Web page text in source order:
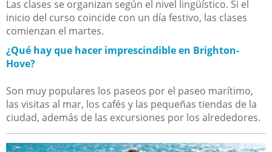
Las clases se organizan según el nivel lingüístico. Si el
inicio del curso coincide con un día festivo, las clases
comienzan el martes.
¿Qué hay que hacer imprescindible en Brighton-
Hove?
Son muy populares los paseos por el paseo marítimo,
las visitas al mar, los cafés y las pequeñas tiendas de la
ciudad, además de las excursiones por los alrededores.